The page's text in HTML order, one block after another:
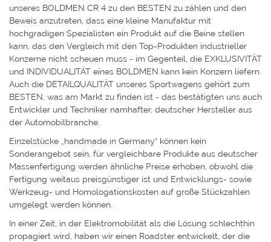
unseres BOLDMEN CR 4 zu den BESTEN zu zählen und den
Beweis anzutreten, dass eine kleine Manufaktur mit
hochgradigen Spezialisten ein Produkt auf die Beine stellen
kann, das den Vergleich mit den Top-Produkten industrieller
Konzerne nicht scheuen muss - im Gegenteil, die EXKLUSIVITÄT
und INDIVIDUALITÄT eines BOLDMEN kann kein Konzern liefern.
Auch die DETAILQUALITÄT unseres Sportwagens gehört zum
BESTEN, was am Markt zu finden ist - das bestätigten uns auch
Entwickler und Techniker namhafter, deutscher Hersteller aus
der Automobilbranche.
Einzelstücke „handmade in Germany“ können kein
Sonderangebot sein, für vergleichbare Produkte aus deutscher
Massenfertigung werden ähnliche Preise erhoben, obwohl die
Fertigung weitaus preisgünstiger ist und Entwicklungs- sowie
Werkzeug- und Homologationskosten auf große Stückzahlen
umgelegt werden können.
In einer Zeit, in der Elektromobilität als die Lösung schlechthin
propagiert wird, haben wir einen Roadster entwickelt, der die